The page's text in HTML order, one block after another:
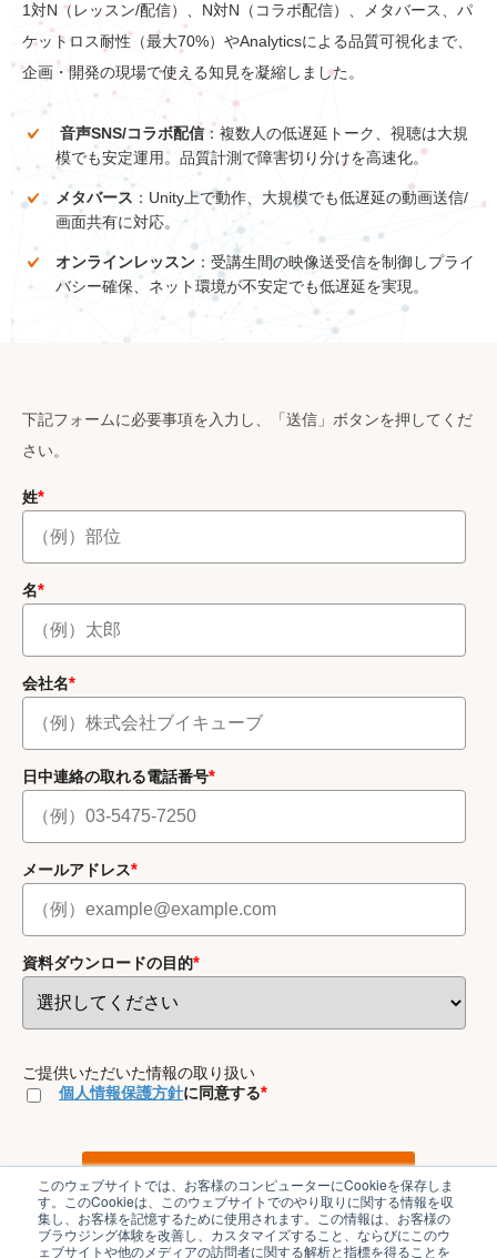
このウェブサイトでは、お客様のコンピューターにCookieを保存しま
す。このCookieは、このウェブサイトでのやり取りに関する情報を収
集し、お客様を記憶するために使用されます。この情報は、お客様の
ブラウジング体験を改善し、カスタマイズすること、ならびにこのウ
ェブサイトや他のメディアの訪問者に関する解析と指標を得ることを
1対N（レッスン/配信）、N対N（コラボ配信）、メタバース、パ
ケットロス耐性（最大70%）やAnalyticsによる品質可視化まで、
企画・開発の現場で使える知見を凝縮しました。
音声SNS/コラボ配信：複数人の低遅延トーク、視聴は大規
模でも安定運用。品質計測で障害切り分けを高速化。
メタバース ：Unity上で動作、大規模でも低遅延の動画送信/
画面共有に対応。
オンラインレッスン ：受講生間の映像送受信を制御しプライ
バシー確保、ネット環境が不安定でも低遅延を実現。
下記フォームに必要事項を入力し、「送信」ボタンを押してくだ
さい。
姓*
名*
会社名*
日中連絡の取れる電話番号*
メールアドレス*
資料ダウンロードの目的*
ご提供いただいた情報の取り扱い
個人情報保護方針に同意する*